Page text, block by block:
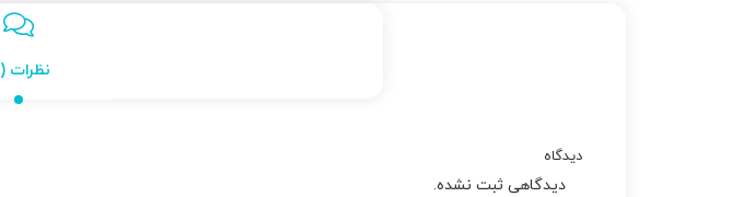
نظرات (0)
دیدگاه
دیدگاهی ثبت نشده.